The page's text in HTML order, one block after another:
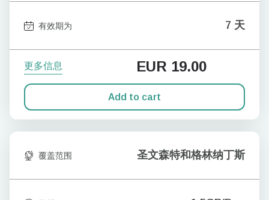
有效期为 7 天
更多信息 EUR 19.00
Add to cart
覆盖范围 圣文森特和格林纳丁斯